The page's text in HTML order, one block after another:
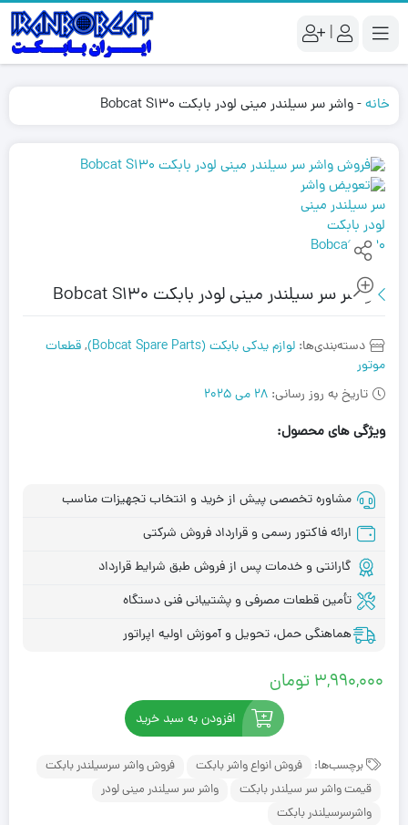
|
خانه-واشر سر سیلندر مینی لودر بابکت Bobcat S130
واشر سر سیلندر مینی لودر بابکت Bobcat S130
دسته‌بندی‌ها: لوازم یدکی بابکت (Bobcat Spare Parts) ,قطعات
موتور
تاریخ به روز رسانی: 28 می 2025
ویژگی های محصول:
مشاوره تخصصی پیش از خرید و انتخاب تجهیزات مناسب
ارائه فاکتور رسمی و قرارداد فروش شرکتی
گارانتی و خدمات پس از فروش طبق شرایط قرارداد
تأمین قطعات مصرفی و پشتیبانی فنی دستگاه
هماهنگی حمل، تحویل و آموزش اولیه اپراتور
3,990,000 تومان
افزودن به سبد خرید
برچسب‌ها: فروش انواع واشر بابکت
فروش واشر سرسیلندر بابکت
قیمت واشر سر سیلندر بابکت
واشر سر سیلندر مینی لودر
واشرسرسیلندر بابکت